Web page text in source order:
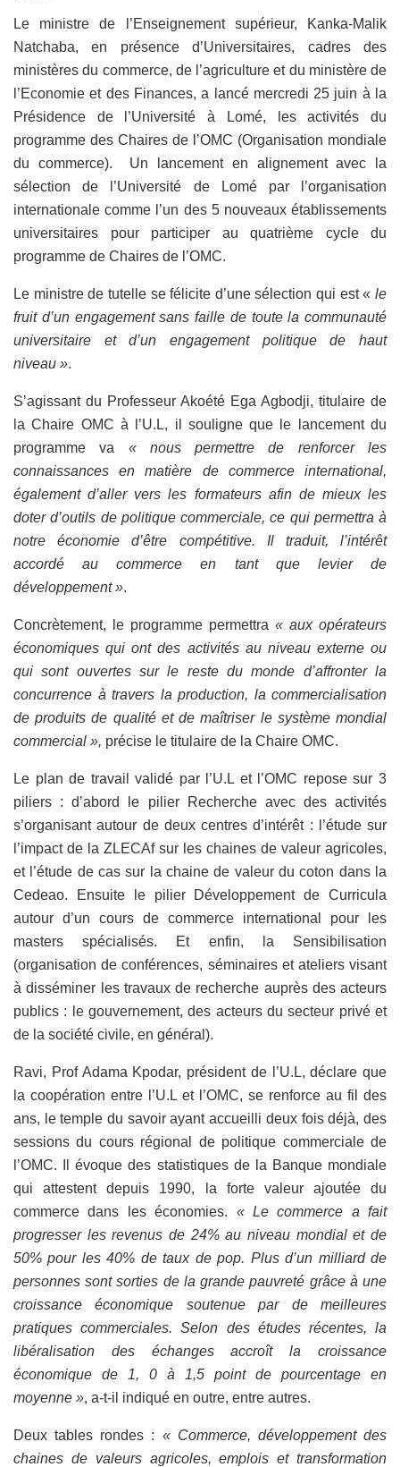
Le ministre de l’Enseignement supérieur, Kanka-Malik
Natchaba, en présence d’Universitaires, cadres des
ministères du commerce, de l’agriculture et du ministère de
l’Economie et des Finances, a lancé mercredi 25 juin à la
Présidence de l’Université à Lomé, les activités du
programme des Chaires de l’OMC (Organisation mondiale
du commerce). Un lancement en alignement avec la
sélection de l’Université de Lomé par l’organisation
internationale comme l’un des 5 nouveaux établissements
universitaires pour participer au quatrième cycle du
programme de Chaires de l’OMC.
Le ministre de tutelle se félicite d’une sélection qui est « le
fruit d’un engagement sans faille de toute la communauté
universitaire et d’un engagement politique de haut
niveau ».
S’agissant du Professeur Akoété Ega Agbodji, titulaire de
la Chaire OMC à l’U.L, il souligne que le lancement du
programme va « nous permettre de renforcer les
connaissances en matière de commerce international,
également d’aller vers les formateurs afin de mieux les
doter d’outils de politique commerciale, ce qui permettra à
notre économie d’être compétitive. Il traduit, l’intérêt
accordé au commerce en tant que levier de
développement ».
Concrètement, le programme permettra « aux opérateurs
économiques qui ont des activités au niveau externe ou
qui sont ouvertes sur le reste du monde d’affronter la
concurrence à travers la production, la commercialisation
de produits de qualité et de maîtriser le système mondial
commercial », précise le titulaire de la Chaire OMC.
Le plan de travail validé par l’U.L et l’OMC repose sur 3
piliers : d’abord le pilier Recherche avec des activités
s’organisant autour de deux centres d’intérêt : l’étude sur
l’impact de la ZLECAf sur les chaines de valeur agricoles,
et l’étude de cas sur la chaine de valeur du coton dans la
Cedeao. Ensuite le pilier Développement de Curricula
autour d’un cours de commerce international pour les
masters spécialisés. Et enfin, la Sensibilisation
(organisation de conférences, séminaires et ateliers visant
à disséminer les travaux de recherche auprès des acteurs
publics : le gouvernement, des acteurs du secteur privé et
de la société civile, en général).
Ravi, Prof Adama Kpodar, président de l’U.L, déclare que
la coopération entre l’U.L et l’OMC, se renforce au fil des
ans, le temple du savoir ayant accueilli deux fois déjà, des
sessions du cours régional de politique commerciale de
l’OMC. Il évoque des statistiques de la Banque mondiale
qui attestent depuis 1990, la forte valeur ajoutée du
commerce dans les économies. « Le commerce a fait
progresser les revenus de 24% au niveau mondial et de
50% pour les 40% de taux de pop. Plus d’un milliard de
personnes sont sorties de la grande pauvreté grâce à une
croissance économique soutenue par de meilleures
pratiques commerciales. Selon des études récentes, la
libéralisation des échanges accroît la croissance
économique de 1, 0 à 1,5 point de pourcentage en
moyenne », a-t-il indiqué en outre, entre autres.
Deux tables rondes : « Commerce, développement des
chaines de valeurs agricoles, emplois et transformation